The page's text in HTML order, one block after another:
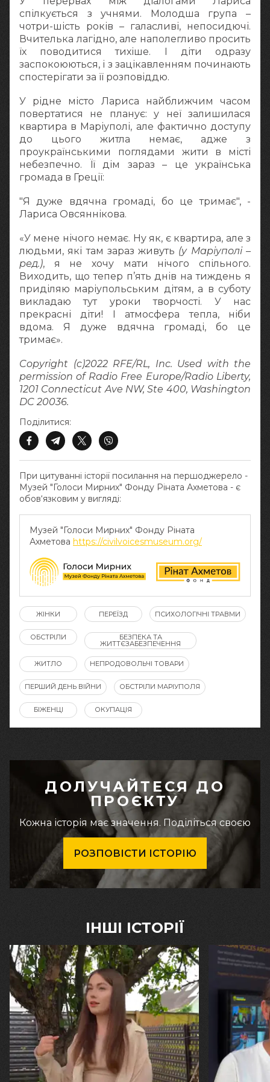
спілкується з учнями. Молодша група –
чотри-шість років – галасливі, непосидючі.
Вчителька лагідно, але наполегливо просить
їх поводитися тихіше. І діти одразу
заспокоюються, і з зацікавленням починають
спостерігати за її розповіддю.
У рідне місто Лариса найближчим часом
повертатися не планує: у неї залишилася
квартира в Маріуполі, але фактично доступу
до цього житла немає, адже з
проукраїнськими поглядами жити в місті
небезпечно. Її дім зараз – це українська
громада в Греції:
"Я дуже вдячна громаді, бо це тримає", -
Лариса Овсяннікова.
«У мене нічого немає. Ну як, є квартира, але з
людьми, які там зараз живуть (у Маріуполі –
ред.), я не хочу мати нічого спільного.
Виходить, що тепер п’ять днів на тиждень я
приділяю маріупольським дітям, а в суботу
викладаю тут уроки творчості. У нас
прекрасні діти! І атмосфера тепла, ніби
вдома. Я дуже вдячна громаді, бо це
тримає».
Copyright (c)2022 RFE/RL, Inc. Used with the
permission of Radio Free Europe/Radio Liberty,
1201 Connecticut Ave NW, Ste 400, Washington
DC 20036.
При цитуванні історії посилання на першоджерело -
Музей "Голоси Мирних" Фонду Ріната Ахметова - є
обов‘язковим у вигляді:
Музей "Голоси Мирних" Фонду Ріната
Ахметова https://civilvoicesmuseum.org/
Поділитися:
ЖІНКИ ПЕРЕЇЗД ПСИХОЛОГІЧНІ ТРАВМИ
ОБСТРІЛИ БЕЗПЕКА ТА
ЖИТТЄЗАБЕЗПЕЧЕННЯ
ЖИТЛО НЕПРОДОВОЛЬЧІ ТОВАРИ
ПЕРШИЙ ДЕНЬ ВІЙНИ ОБСТРІЛИ МАРІУПОЛЯ
БІЖЕНЦІ ОКУПАЦІЯ
ДОЛУЧАЙТЕСЯ ДО
ПРОЄКТУ
Кожна історія має значення. Поділіться своєю
РОЗПОВІСТИ ІСТОРІЮ
ІНШІ ІСТОРІЇ
30.07.2026
Калина, Дарина та Віра Папроцькі
29.07.2026
Марина, Ваїд